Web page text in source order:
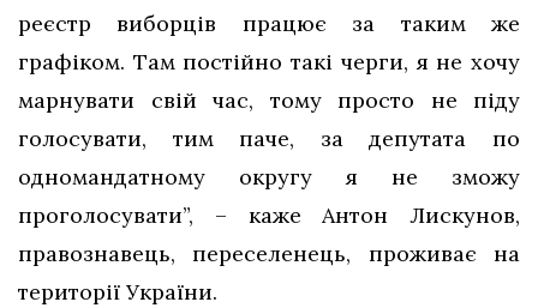
реєстр виборців працює за таким же
графіком. Там постійно такі черги, я не хочу
марнувати свій час, тому просто не піду
голосувати, тим паче, за депутата по
одномандатному округу я не зможу
проголосувати”, – каже Антон Лискунов,
правознавець, переселенець, проживає на
території України.